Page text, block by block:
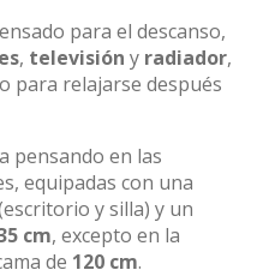
para el descanso,
, televisión y radiador,
para relajarse después
pensando en las
equipadas con una
y silla) y un
cm, excepto en la
de 120 cm.